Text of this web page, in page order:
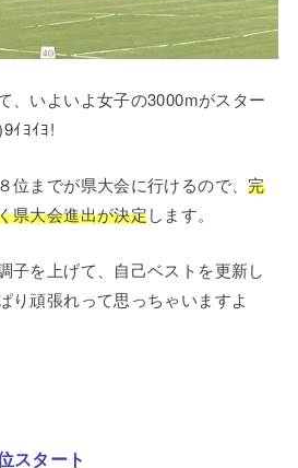
、いよいよ女子の3000mがスター
ｲﾖｲﾖ!
位までが県大会に行けるので、 完
県大会進出が決定します。
子を上げて、自己ベストを更新し
り頑張れって思っちゃいますよ
スタート